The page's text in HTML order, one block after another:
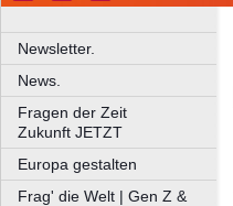
Newsletter.
News.
Fragen der Zeit
Zukunft JETZT
Europa gestalten
Frag' die Welt | Gen Z &